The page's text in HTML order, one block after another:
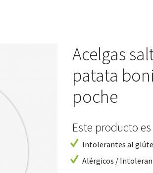
Acelgas
patata
poche
Este producto
Intolerantes al
Alérgicos /